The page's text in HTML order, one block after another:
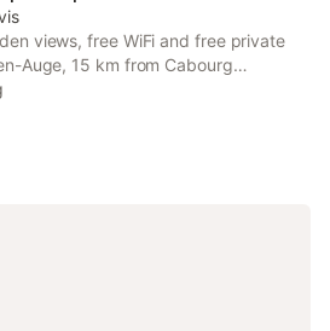
views, free WiFi and free private
Auge, 15 km from Cabourg
km from Cabourg Casino and offers